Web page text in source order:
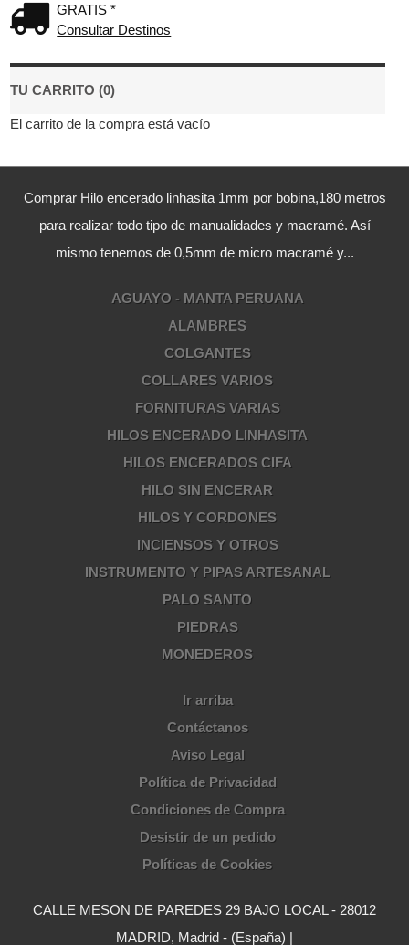
GRATIS *
Consultar Destinos
TU CARRITO (0)
El carrito de la compra está vacío
Comprar Hilo encerado linhasita 1mm por bobina,180 metros
para realizar todo tipo de manualidades y macramé. Así
mismo tenemos de 0,5mm de micro macramé y...
AGUAYO - MANTA PERUANA
ALAMBRES
COLGANTES
COLLARES VARIOS
FORNITURAS VARIAS
HILOS ENCERADO LINHASITA
HILOS ENCERADOS CIFA
HILO SIN ENCERAR
HILOS Y CORDONES
INCIENSOS Y OTROS
INSTRUMENTO Y PIPAS ARTESANAL
PALO SANTO
PIEDRAS
MONEDEROS
Ir arriba
Contáctanos
Aviso Legal
Política de Privacidad
Condiciones de Compra
Desistir de un pedido
Políticas de Cookies
CALLE MESON DE PAREDES 29 BAJO LOCAL - 28012
MADRID, Madrid - (España) |